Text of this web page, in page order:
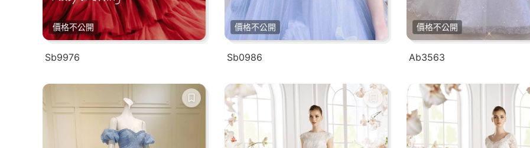
價格不公開
Sb9976
價格不公開
Sb0986
價格不公開
Ab3563